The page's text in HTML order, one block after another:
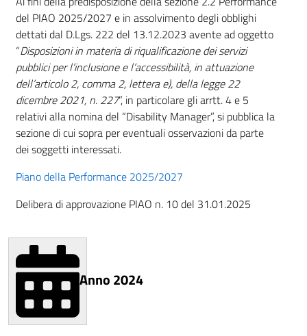
del PIAO 2025/2027 e in assolvimento degli obblighi
dettati dal D.Lgs. 222 del 13.12.2023 avente ad oggetto
“Disposizioni in materia di riqualificazione dei servizi
pubblici per l’inclusione e l’accessibilità, in attuazione
dell’articolo 2, comma 2, lettera e), della legge 22
dicembre 2021, n. 227”, in particolare gli arrtt. 4 e 5
relativi alla nomina del “Disability Manager”, si pubblica la
sezione di cui sopra per eventuali osservazioni da parte
dei soggetti interessati.
Piano della Performance 2025/2027
Delibera di approvazione PIAO n. 10 del 31.01.2025
Anno 2024